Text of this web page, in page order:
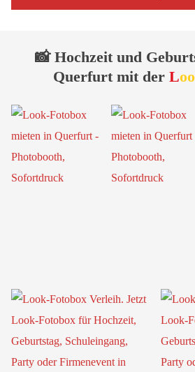
📸 Hochzeit und
Querfurt mit der Loo